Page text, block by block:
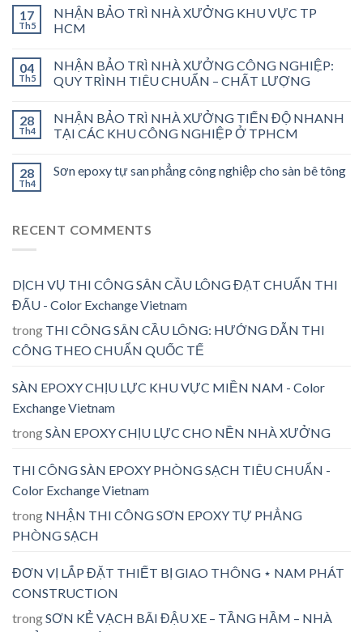
17
Th5
NHẬN BẢO TRÌ NHÀ XƯỞNG KHU VỰC TP
HCM
04
Th5
NHẬN BẢO TRÌ NHÀ XƯỞNG CÔNG NGHIỆP:
QUY TRÌNH TIÊU CHUẨN – CHẤT LƯỢNG
28
Th4
NHẬN BẢO TRÌ NHÀ XƯỞNG TIẾN ĐỘ NHANH
TẠI CÁC KHU CÔNG NGHIỆP Ở TPHCM
28
Th4
Sơn epoxy tự san phẳng công nghiệp cho sàn bê tông
RECENT COMMENTS
DỊCH VỤ THI CÔNG SÂN CẦU LÔNG ĐẠT CHUẨN THI
ĐẤU - Color Exchange Vietnam
trong THI CÔNG SÂN CẦU LÔNG: HƯỚNG DẪN THI
CÔNG THEO CHUẨN QUỐC TẾ
SÀN EPOXY CHỊU LỰC KHU VỰC MIỀN NAM - Color
Exchange Vietnam
trongSÀN EPOXY CHỊU LỰC CHO NỀN NHÀ XƯỞNG
THI CÔNG SÀN EPOXY PHÒNG SẠCH TIÊU CHUẨN -
Color Exchange Vietnam
trong NHẬN THI CÔNG SƠN EPOXY TỰ PHẲNG
PHÒNG SẠCH
ĐƠN VỊ LẮP ĐẶT THIẾT BỊ GIAO THÔNG ⋆ NAM PHÁT
CONSTRUCTION
trongSƠN KẺ VẠCH BÃI ĐẬU XE – TẦNG HẦM – NHÀ